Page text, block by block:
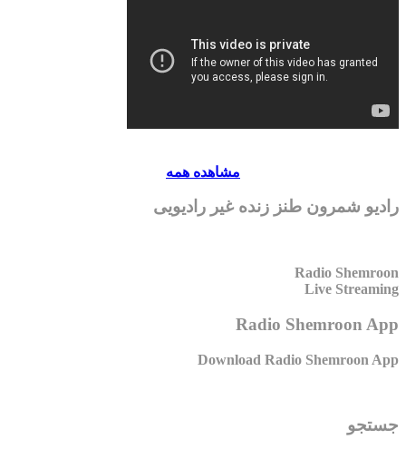
مشاهده همه
رادیو شمرون طنز زنده غیر رادیویی
Radio Shemroon
Live Streaming
Radio Shemroon App
Download Radio Shemroon App
جستجو